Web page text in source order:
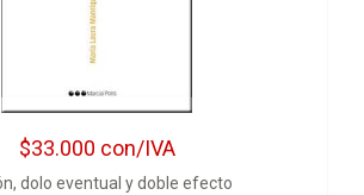
$33.000 con/IVA
dolo eventual y doble efecto